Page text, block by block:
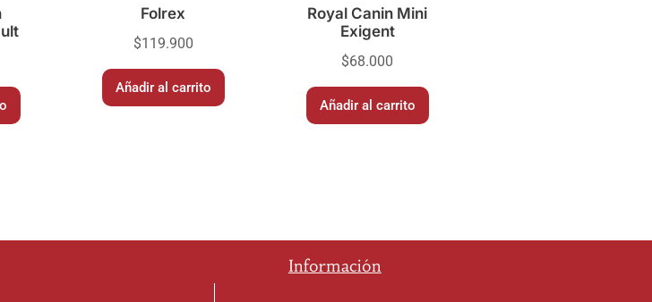
Folrex
$119.900
Añadir al carrito
Royal Canin Mini
Exigent
$68.000
Añadir al carrito
Información